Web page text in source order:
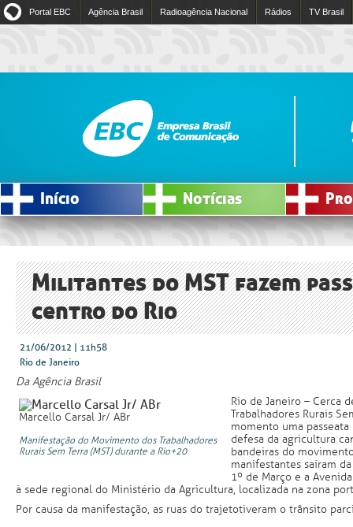
Portal EBC Agência Brasil Radioagência Nacional Rádios TV Brasil
Início Notícias
Militantes do MST fazem
centro do Rio
21/06/2012 | 11h58
Rio de Janeiro
Da Agência Brasil
Marcello Carsal Jr/ ABr
Manifestação do Movimento dos Trabalhadores
Rurais Sem Terra (MST) durante a Rio+20
Rio de Janeiro – Cerca
Trabalhadores Rurais
momento uma
defesa da agricultura
bandeiras do
manifestantes saíram
1º de Março e a
à sede regional do Ministério da Agricultura, localizada na zona
Por causa da manifestação, as ruas do trajeto tiveram o trânsito